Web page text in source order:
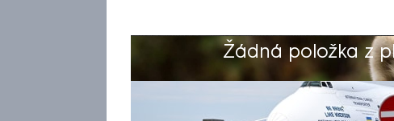
Žádná položka z
Výběr redakce